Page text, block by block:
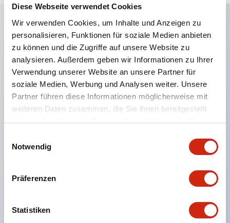
Diese Webseite verwendet Cookies
Wir verwenden Cookies, um Inhalte und Anzeigen zu
personalisieren, Funktionen für soziale Medien anbieten
zu können und die Zugriffe auf unsere Website zu
analysieren. Außerdem geben wir Informationen zu Ihrer
Verwendung unserer Website an unsere Partner für
soziale Medien, Werbung und Analysen weiter. Unsere
Partner führen diese Informationen möglicherweise mit
weiteren Daten zusammen, die Sie ihnen bereitgestellt
haben oder die sie im Rahmen Ihrer Nutzung der Dienste
Notwendig
Präferenzen
Statistiken
Hauptmerkmale
Eine dichte Montage in Gruppen ist möglich, und
das An- und Abstecken der Kontakt-Einheit ist
auch bei der dichten Montage in Gruppen einfach
durchführbar.
das An- und Abnehmen des Verriegelungshebels.
Schutzart ist Spritzwassergeschützt, IP65 (IEC
60529). (Der Summer ist geschlossen ausgeführt)